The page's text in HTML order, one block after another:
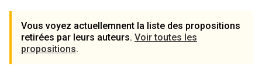
Vous voyez actuellemnent la liste des propositions
retirées par leurs auteurs. Voir toutes les
propositions.